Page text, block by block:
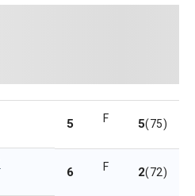
5 F 5(75)
6 F 2(72)